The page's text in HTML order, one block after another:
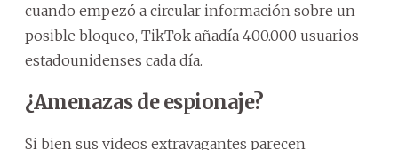
cuando empezó a circular información sobre un
posible bloqueo, TikTok añadía 400.000 usuarios
estadounidenses cada día.
¿Amenazas de espionaje?
Si bien sus videos extravagantes parecen